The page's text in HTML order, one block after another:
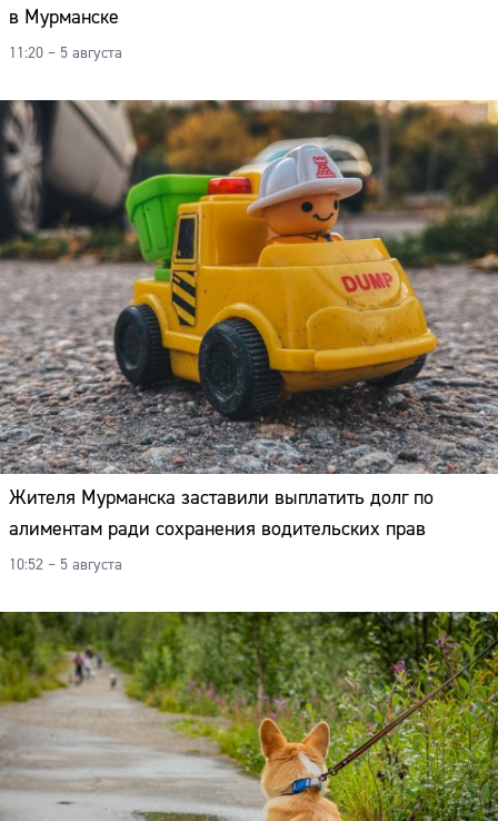
в Мурманске
11:20 – 5 августа
Жителя Мурманска заставили выплатить долг по
алиментам ради сохранения водительских прав
10:52 – 5 августа